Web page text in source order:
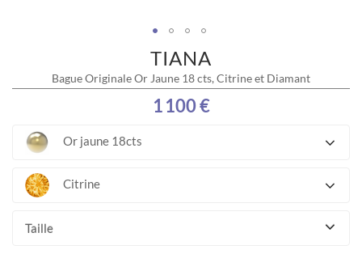
TIANA
Bague Originale Or Jaune 18 cts, Citrine et Diamant
1 100 €
Or jaune 18cts
Citrine
Taille
images
gallery